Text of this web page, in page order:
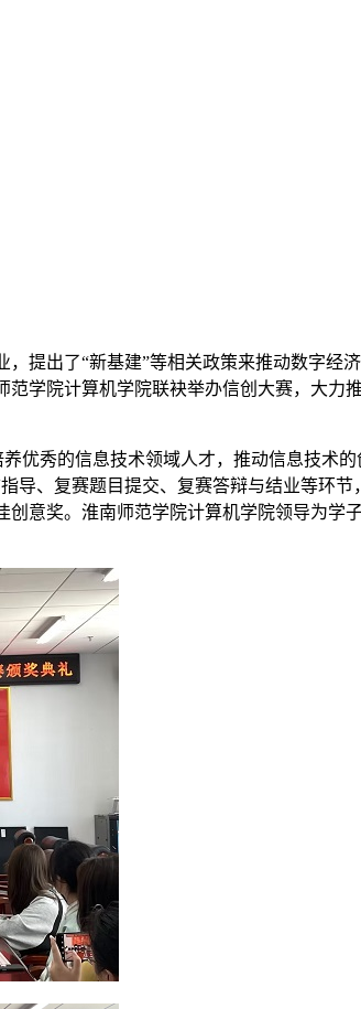
出了“新基建”等相关政策来推动数字经
学院计算机学院联袂举办信创大赛，大力
秀的信息技术领域人才，推动信息技术的
导、复赛题目提交、复赛答辩与结业等环节
意奖。淮南师范学院计算机学院领导为学